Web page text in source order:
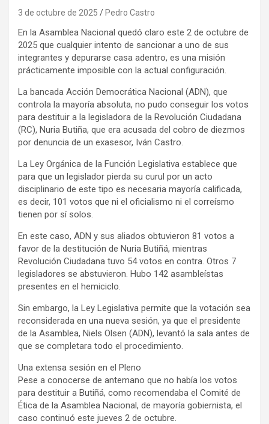
3 de octubre de 2025 Pedro Castro
En la Asamblea Nacional quedó claro este 2 de octubre de
2025 que cualquier intento de sancionar a uno de sus
integrantes y depurarse casa adentro, es una misión
prácticamente imposible con la actual configuración.
La bancada Acción Democrática Nacional (ADN), que
controla la mayoría absoluta, no pudo conseguir los votos
para destituir a la legisladora de la Revolución Ciudadana
(RC), Nuria Butiña, que era acusada del cobro de diezmos
por denuncia de un exasesor, Iván Castro.
La Ley Orgánica de la Función Legislativa establece que
para que un legislador pierda su curul por un acto
disciplinario de este tipo es necesaria mayoría calificada,
es decir, 101 votos que ni el oficialismo ni el correísmo
tienen por sí solos.
En este caso, ADN y sus aliados obtuvieron 81 votos a
favor de la destitución de Nuria Butiñá, mientras
Revolución Ciudadana tuvo 54 votos en contra. Otros 7
legisladores se abstuvieron. Hubo 142 asambleístas
presentes en el hemiciclo.
Sin embargo, la Ley Legislativa permite que la votación sea
reconsiderada en una nueva sesión, ya que el presidente
de la Asamblea, Niels Olsen (ADN), levantó la sala antes de
que se completara todo el procedimiento.
Una extensa sesión en el Pleno
Pese a conocerse de antemano que no había los votos
para destituir a Butiñá, como recomendaba el Comité de
Ética de la Asamblea Nacional, de mayoría gobiernista, el
caso continuó este jueves 2 de octubre.